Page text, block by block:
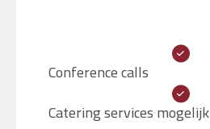
Conference calls
Catering services mogelijk